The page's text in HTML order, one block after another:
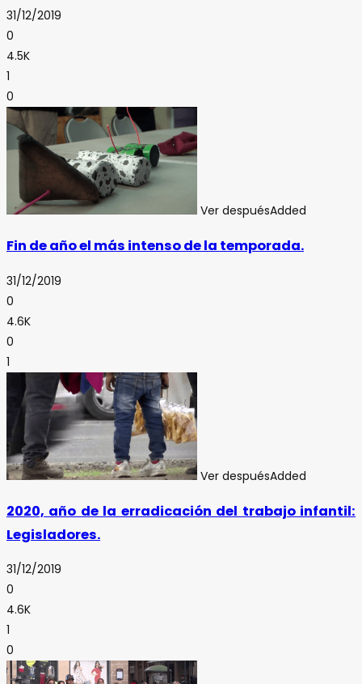
31/12/2019
0
4.5K
1
0
Ver despuésAdded
Fin de año el más intenso de la temporada.
31/12/2019
0
4.6K
0
1
Ver despuésAdded
2020, año de la erradicación del trabajo infantil:
Legisladores.
31/12/2019
0
4.6K
1
0